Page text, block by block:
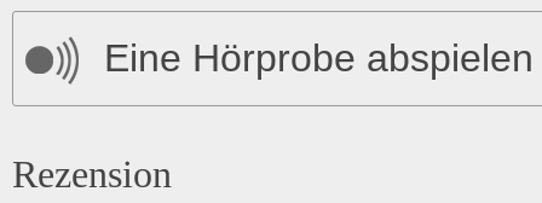
Eine Hörprobe abspielen
Rezension